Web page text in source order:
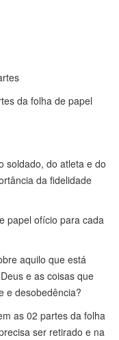
da folha de papel
soldado, do atleta e do
da fidelidade
papel ofício para cada
aquilo que está
e as coisas que
e desobedência?
as 02 partes da folha
ser retirado e na